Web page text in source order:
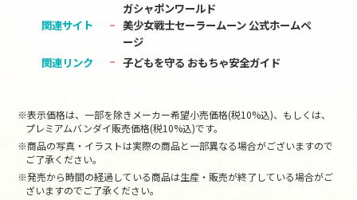
関連サイト
ガシャポンワールド
美少女戦士セーラームーン 公式ホームペ
ージ
関連リンク
子どもを守る おもちゃ安全ガイド
※表示価格は、一部を除きメーカー希望小売価格(税10%込)、もしくは、
プレミアムバンダイ販売価格(税10%込)です。
※商品の写真・イラストは実際の商品と一部異なる場合がございますので
ご了承ください。
※発売から時間の経過している商品は生産・販売が終了している場合がご
ざいますのでご了承ください。